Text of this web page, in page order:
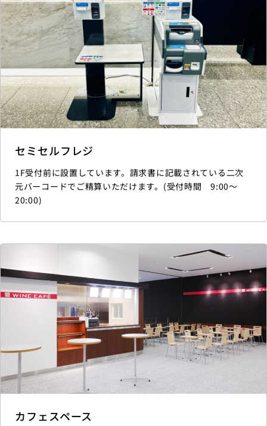
セミセルフレジ
1F受付前に設置しています。請求書に記載されている二次
元バーコードでご精算いただけます。(受付時間 9:00～
20:00)
カフェスペース